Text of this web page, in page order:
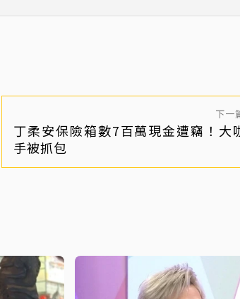
下一
丁柔安保險箱數7百萬現金遭竊！大
手被抓包